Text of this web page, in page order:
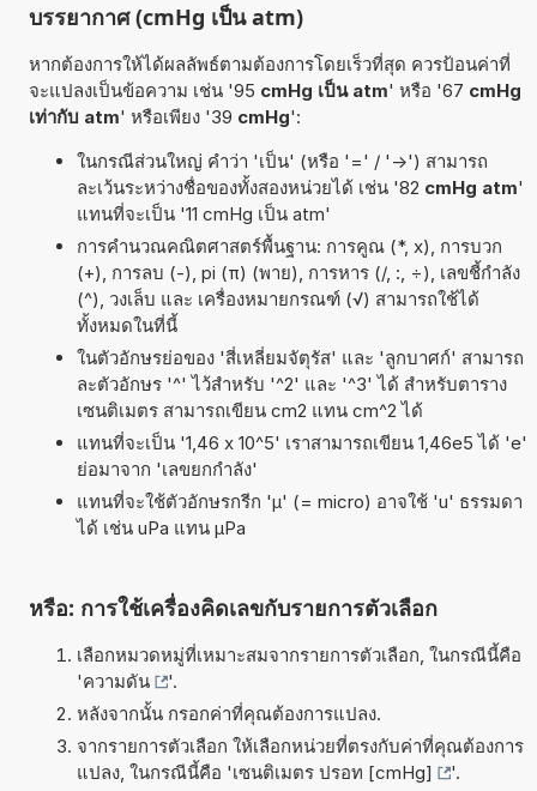
บรรยากาศ (cmHg เป็น atm)
หากต้องการให้ได้ผลลัพธ์ตามต้องการโดยเร็วที่สุด ควรป้อนค่าที่
จะแปลงเป็นข้อความ เช่น '95 cmHg เป็น atm' หรือ '67 cmHg
เท่ากับ atm' หรือเพียง '39 cmHg':
ในกรณีส่วนใหญ่ คำว่า 'เป็น' (หรือ '=' / '->') สามารถ
ละเว้นระหว่างชื่อของทั้งสองหน่วยได้ เช่น '82 cmHg atm'
แทนที่จะเป็น '11 cmHg เป็น atm'
การคำนวณคณิตศาสตร์พื้นฐาน: การคูณ (*, x), การบวก
(+), การลบ (-), pi (π) (พาย), การหาร (/, :, ÷), เลขชี้กำลัง
(^), วงเล็บ และ เครื่องหมายกรณฑ์ (√) สามารถใช้ได้
ทั้งหมดในที่นี้
ในตัวอักษรย่อของ 'สี่เหลี่ยมจัตุรัส' และ 'ลูกบาศก์' สามารถ
ละตัวอักษร '^' ไว้สำหรับ '^2' และ '^3' ได้ สำหรับตาราง
เซนติเมตร สามารถเขียน cm2 แทน cm^2 ได้
แทนที่จะเป็น '1,46 x 10^5' เราสามารถเขียน 1,46e5 ได้ 'e'
ย่อมาจาก 'เลขยกกำลัง'
แทนที่จะใช้ตัวอักษรกรีก 'µ' (= micro) อาจใช้ 'u' ธรรมดา
ได้ เช่น uPa แทน µPa
หรือ: การใช้เครื่องคิดเลขกับรายการตัวเลือก
เลือกหมวดหมู่ที่เหมาะสมจากรายการตัวเลือก, ในกรณีนี้คือ
'ความดัน
'.
หลังจากนั้น กรอกค่าที่คุณต้องการแปลง.
จากรายการตัวเลือก ให้เลือกหน่วยที่ตรงกับค่าที่คุณต้องการ
แปลง, ในกรณีนี้คือ 'เซนติเมตร ปรอท [cmHg]
'.